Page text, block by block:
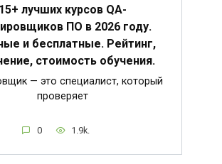
15+ лучших курсов QA-
ПО в 2026 году.
и бесплатные. Рейтинг,
стоимость обучения.
— это специалист, который
проверяет
0 1.9k.